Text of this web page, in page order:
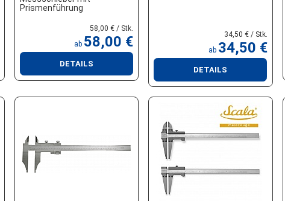
Prismenführung
58,00 € / Stk.
ab 58,00 €
DETAILS
34,50 € / Stk.
ab 34,50 €
DETAILS